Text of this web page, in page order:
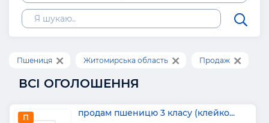
Пшениця Житомирська область Продаж
ВСІ ОГОЛОШЕННЯ
П продам пшеницю 3 класу (клейко...